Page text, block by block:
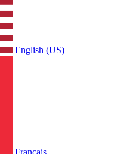
English (US)
Français